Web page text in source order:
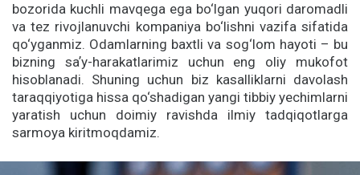
bozorida kuchli mavqega ega bo‘lgan yuqori daromadli
va tez rivojlanuvchi kompaniya bo‘lishni vazifa sifatida
qo‘yganmiz. Odamlarning baxtli va sog‘lom hayoti – bu
bizning saʼy-harakatlarimiz uchun eng oliy mukofot
hisoblanadi. Shuning uchun biz kasalliklarni davolash
taraqqiyotiga hissa qo‘shadigan yangi tibbiy yechimlarni
yaratish uchun doimiy ravishda ilmiy tadqiqotlarga
sarmoya kiritmoqdamiz.